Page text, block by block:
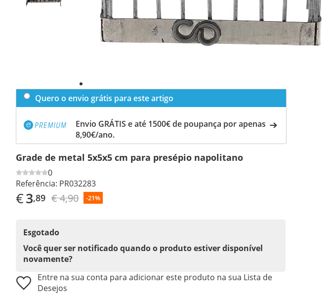
Quero o envio grátis para este artigo
Envio GRÁTIS e até 1500€ de poupança por apenas
8,90€/ano.
Grade de metal 5x5x5 cm para presépio napolitano
0
Referência: PR032283
€3,89 € 4,90 -21%
Esgotado
Você quer ser notificado quando o produto estiver disponível
novamente?
Entre na sua conta para adicionar este produto na sua Lista de
Desejos